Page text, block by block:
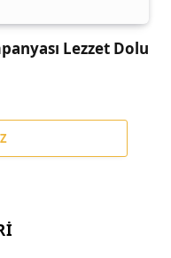
Lezzet Dolu